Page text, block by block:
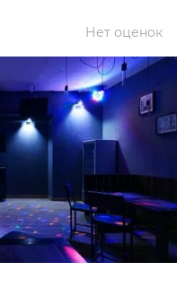
Нет оценок